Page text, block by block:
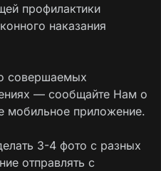
профилактики
наказания
совершаемых
— сообщайте Нам о
мобильное приложение.
3-4 фото с разных
отправлять с